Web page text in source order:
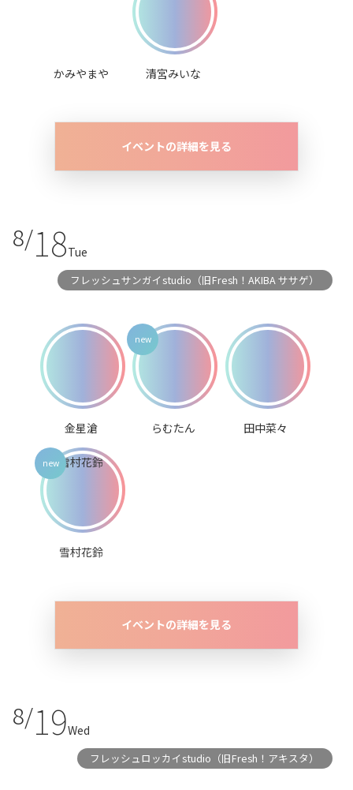
かみやまや 清宮みいな
イベントの詳細を見る
8/18Tue
フレッシュサンガイstudio（旧Fresh！AKIBA ササゲ）
金星滄 らむたん 田中菜々
雪村花鈴
イベントの詳細を見る
8/19Wed
フレッシュロッカイstudio（旧Fresh！アキスタ）